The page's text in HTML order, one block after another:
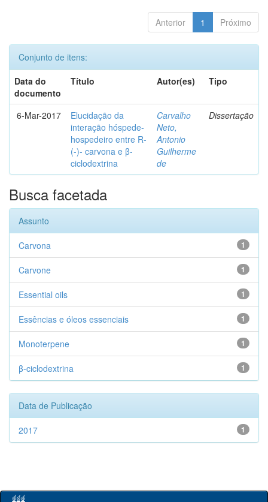
Anterior 1 Próximo
Conjunto de itens:
Data do
documento
Título Autor(es) Tipo
6-Mar-2017
Elucidação da
interação hóspede-
hospedeiro entre R-
(-)- carvona e β-
ciclodextrina
Carvalho
Neto,
Antonio
Guilherme
de
Dissertação
Busca facetada
Assunto
1
Carvona
1
Carvone
1
Essential oils
1
Essências e óleos essenciais
1
Monoterpene
1
β-ciclodextrina
Data de Publicação
1
2017